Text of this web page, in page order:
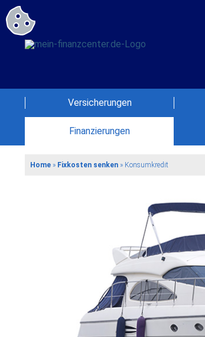
Versicherungen
Finanzierungen
Home » Fixkosten senken » Konsumkredit